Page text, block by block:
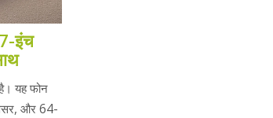
इंच
है। यह फोन
और 64-